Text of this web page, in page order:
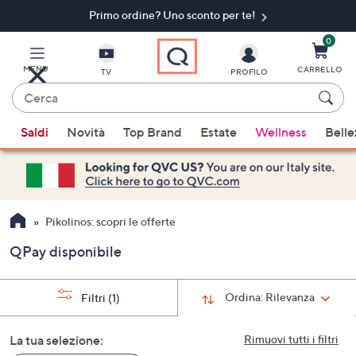
principale
Primo ordine? Uno sconto per te!​
MENU TV
Cerca
sono
disponibili
suggerimenti,
usa
i
freccia
su
giù
oppure
scorri
PROFILO
0
CARRELLO
Saldi Novità Top Brand Estate Wellness
Pikolinos: scopri le offerte
QPay disponibile
Ordina: Rilevanza
Filtri (1)
Rimuovi tutti i filtri
La tua selezione: